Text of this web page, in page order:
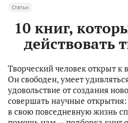
Статьи
10 книг,
действовать
Творческий человек открыт
Он свободен, умеет
удовольствие от создания
совершать научные
в свою повседневную жизнь